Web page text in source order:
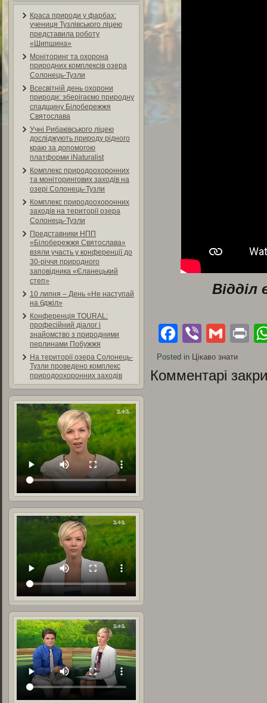
Краса природи у фарбах:
учениця Тузлівського ліцею
представила роботу
«Шипшина»
Моніторинг та охорона
природних комплексів озера
Солонець-Тузли
Всесвітній день охорони
природи: зберігаємо природну
спадщину Білобережжя
Святослава
Учні Рибаківського ліцею
досліджують природу рідного
краю за допомогою
платформи iNaturalist
Комплекс природоохоронних
та моніторингових заходів на
озері Солонець-Тузли
Комплекс природоохоронних
заходів на території озера
Солонець-Тузли
Представники НПП
«Білобережжя Святослава»
взяли участь у конференції до
30-річчя природного
заповідника «Єланецький
степ»
10 липня – День «Не наступай
на бджіл»
Конференція TOURAL:
професійний діалог і
знайомство з природними
перлинами Побужжя
На території озера Солонець-
Тузли проведено комплекс
природоохоронних заходів
Відділ
Facebook
Viber
Posted in Цікаво знати
Комментарі